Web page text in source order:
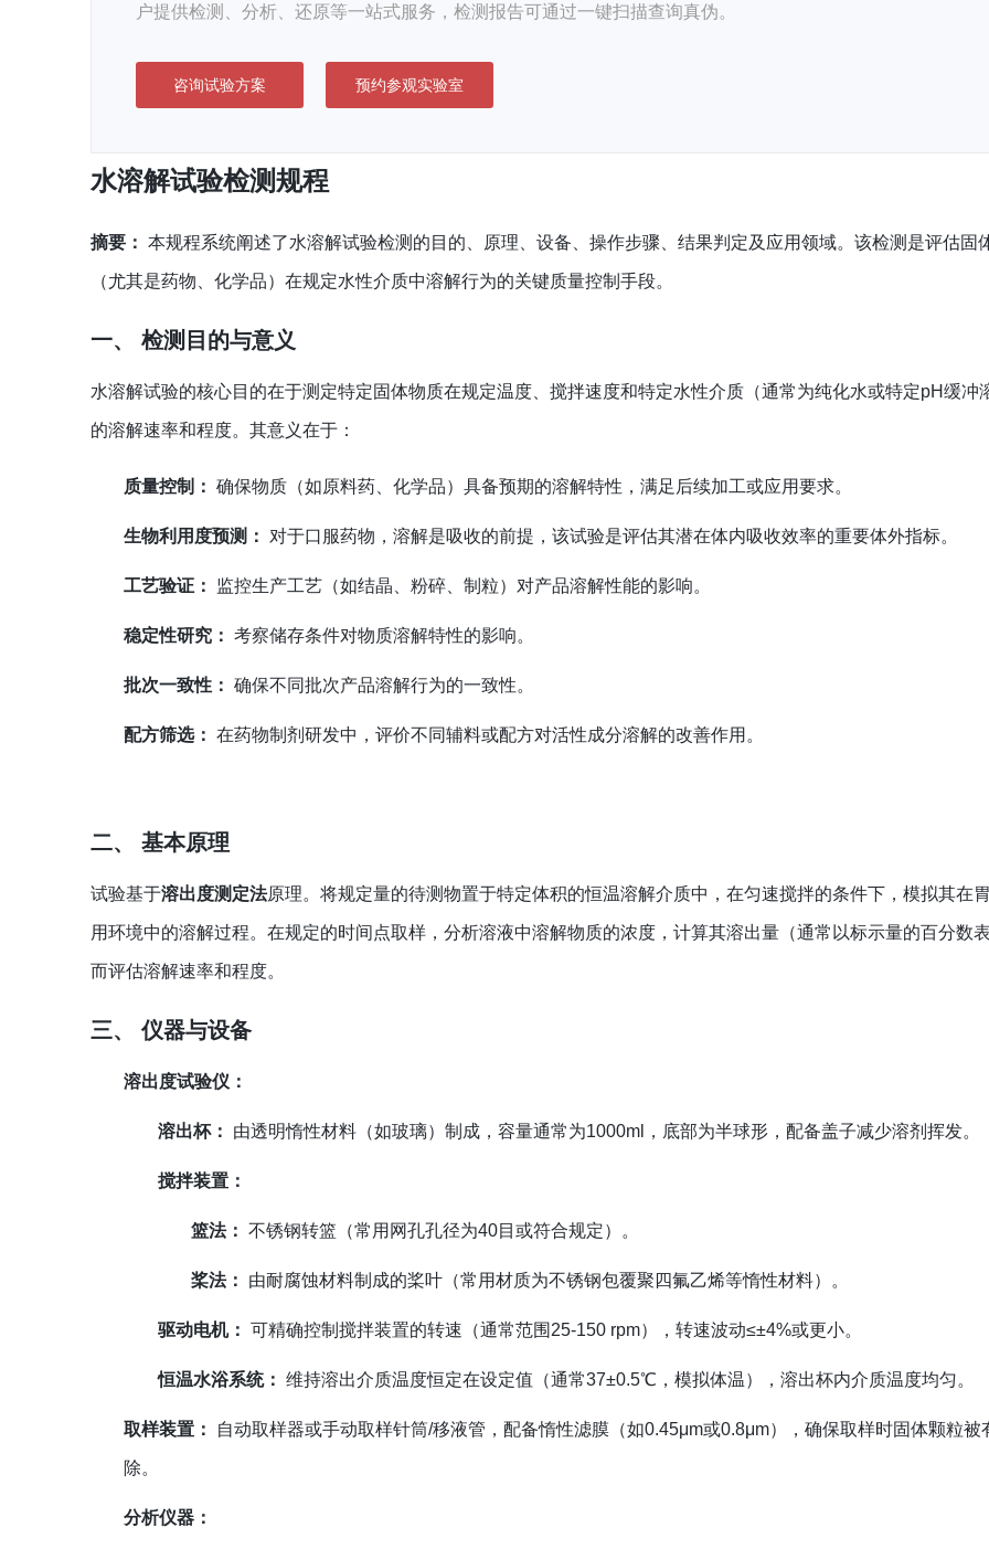
户提供检测、分析、还原等一站式服务，检测报告可通过一键扫描查询真伪。
咨询试验方案 预约参观实验室
水溶解试验检测规程
摘要： 本规程系统阐述了水溶解试验检测的目的、原理、设备、操作步骤、结果判定及应用领域。该检测是评估固
（尤其是药物、化学品）在规定水性介质中溶解行为的关键质量控制手段。
一、 检测目的与意义
水溶解试验的核心目的在于测定特定固体物质在规定温度、搅拌速度和特定水性介质（通常为纯化水或特定pH缓冲
的溶解速率和程度。其意义在于：
质量控制： 确保物质（如原料药、化学品）具备预期的溶解特性，满足后续加工或应用要求。
生物利用度预测： 对于口服药物，溶解是吸收的前提，该试验是评估其潜在体内吸收效率的重要体外指标。
工艺验证： 监控生产工艺（如结晶、粉碎、制粒）对产品溶解性能的影响。
稳定性研究： 考察储存条件对物质溶解特性的影响。
批次一致性： 确保不同批次产品溶解行为的一致性。
配方筛选： 在药物制剂研发中，评价不同辅料或配方对活性成分溶解的改善作用。
二、 基本原理
试验基于溶出度测定法原理。将规定量的待测物置于特定体积的恒温溶解介质中，在匀速搅拌的条件下，模拟其在
用环境中的溶解过程。在规定的时间点取样，分析溶液中溶解物质的浓度，计算其溶出量（通常以标示量的百分数
而评估溶解速率和程度。
三、 仪器与设备
溶出度试验仪：
溶出杯： 由透明惰性材料（如玻璃）制成，容量通常为1000ml，底部为半球形，配备盖子减少溶剂挥发。
搅拌装置：
篮法： 不锈钢转篮（常用网孔孔径为40目或符合规定）。
桨法： 由耐腐蚀材料制成的桨叶（常用材质为不锈钢包覆聚四氟乙烯等惰性材料）。
驱动电机： 可精确控制搅拌装置的转速（通常范围25-150 rpm），转速波动≤±4%或更小。
恒温水浴系统： 维持溶出介质温度恒定在设定值（通常37±0.5℃，模拟体温），溶出杯内介质温度均匀。
取样装置： 自动取样器或手动取样针筒/移液管，配备惰性滤膜（如0.45μm或0.8μm），确保取样时固体颗粒被
除。
分析仪器：